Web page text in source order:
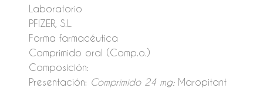
Laboratorio
PFIZER, S.L.
Forma farmacéutica
Comprimido oral (Comp.o.)
Composición:
Presentación: Comprimido 24 mg:Maropitant